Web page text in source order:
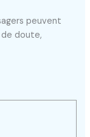
peuvent
de doute,